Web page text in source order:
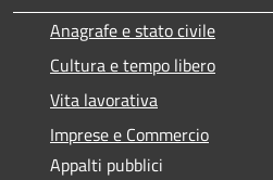
Anagrafe e stato civile
Cultura e tempo libero
Vita lavorativa
Imprese e Commercio
Appalti pubblici